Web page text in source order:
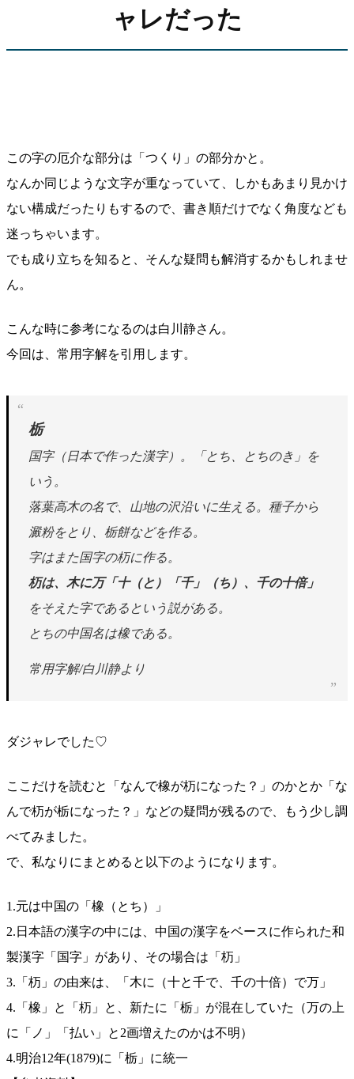
ャレだった
この字の厄介な部分は「つくり」の部分かと。
なんか同じような文字が重なっていて、しかもあまり見かけ
ない構成だったりもするので、書き順だけでなく角度なども
迷っちゃいます。
でも成り立ちを知ると、そんな疑問も解消するかもしれませ
ん。
こんな時に参考になるのは白川静さん。
今回は、常用字解を引用します。
栃
国字（日本で作った漢字）。「とち、とちのき」を
いう。
落葉高木の名で、山地の沢沿いに生える。種子から
澱粉をとり、栃餅などを作る。
字はまた国字の杤に作る。
杤は、木に万「十（と）「千」（ち）、千の十倍」
をそえた字であるという説がある。
とちの中国名は橡である。
常用字解/白川静より
ダジャレでした♡
ここだけを読むと「なんで橡が杤になった？」のかとか「な
んで杤が栃になった？」などの疑問が残るので、もう少し調
べてみました。
で、私なりにまとめると以下のようになります。
1.元は中国の「橡（とち）」
2.日本語の漢字の中には、中国の漢字をベースに作られた和
製漢字「国字」があり、その場合は「杤」
3.「杤」の由来は、「木に（十と千で、千の十倍）で万」
4.「橡」と「杤」と、新たに「栃」が混在していた（万の上
に「ノ」「払い」と2画増えたのかは不明）
4.明治12年(1879)に「栃」に統一